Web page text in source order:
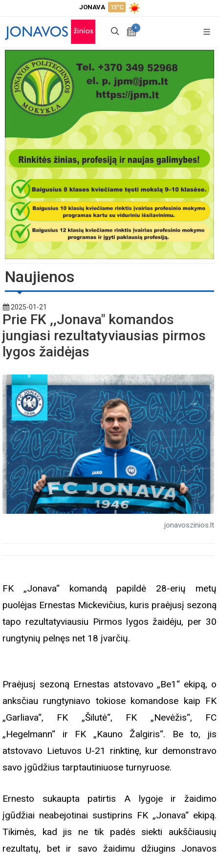
JONAVA 13°C
+
Naujienos
2025-01-21
Prie FK ,,Jonava" komandos
jungiasi rezultatyviausias pirmos
lygos žaidėjas
jonavoszinios.lt
FK „Jonava“ komandą papildė 28-erių metų
puolėjas Ernestas Mickevičius, kuris praėjusį sezoną
tapo rezultatyviausiu Pirmos lygos žaidėju, per 30
rungtynių pelnęs net 18 įvarčių.
Praėjusį sezoną Ernestas atstovavo „Be1“ ekipą, o
anksčiau rungtyniavo tokiose komandose kaip FK
„Garliava“, FK „Šilutė“, FK „Nevėžis“, FC
„Hegelmann“ ir FK „Kauno Žalgiris“. Be to, jis
atstovavo Lietuvos U-21 rinktinę, kur demonstravo
savo įgūdžius tarptautiniuose turnyruose.
Ernesto sukaupta patirtis A lygoje ir žaidimo
įgūdžiai neabejotinai sustiprins FK „Jonava“ ekipą.
Tikimės, kad jis ne tik padės siekti aukščiausių
rezultatų, bet ir savo žaidimu džiugins Jonavos